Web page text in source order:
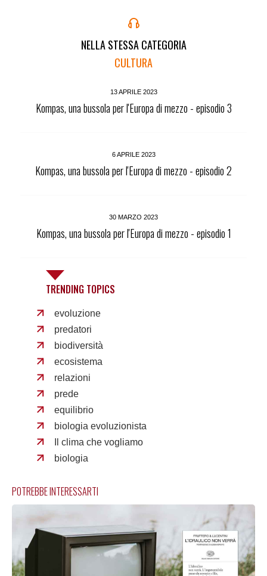
NELLA STESSA CATEGORIA
CULTURA
13 APRILE 2023
Kompas, una bussola per l'Europa di mezzo - episodio 3
6 APRILE 2023
Kompas, una bussola per l'Europa di mezzo - episodio 2
30 MARZO 2023
Kompas, una bussola per l'Europa di mezzo - episodio 1
TRENDING TOPICS
evoluzione
predatori
biodiversità
ecosistema
relazioni
prede
equilibrio
biologia evoluzionista
Il clima che vogliamo
biologia
POTREBBE INTERESSARTI